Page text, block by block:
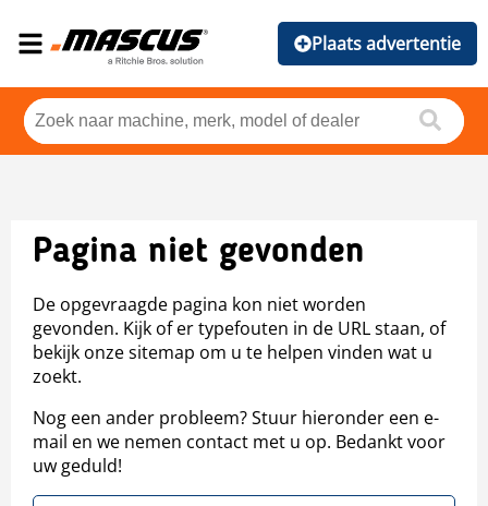
Plaats advertentie
Pagina niet gevonden
De opgevraagde pagina kon niet worden
gevonden. Kijk of er typefouten in de URL staan, of
bekijk onze sitemap om u te helpen vinden wat u
zoekt.
Nog een ander probleem? Stuur hieronder een e-
mail en we nemen contact met u op. Bedankt voor
uw geduld!